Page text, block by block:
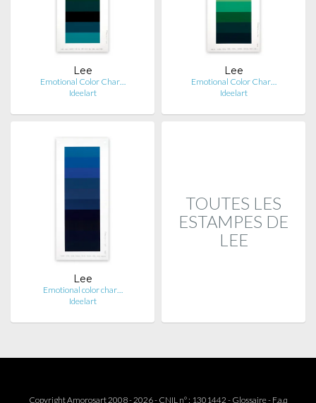
Lee
Emotional Color Char…
Ideelart
Lee
Emotional Color Char…
Ideelart
Lee
Emotional color char…
Ideelart
TOUTES LES
ESTAMPES DE
LEE
Copyright Amorosart 2008 - 2026 - CNIL n° : 1301442 - Glossaire- F.a.q